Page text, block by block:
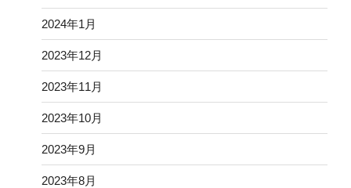
2024年1月
2023年12月
2023年11月
2023年10月
2023年9月
2023年8月